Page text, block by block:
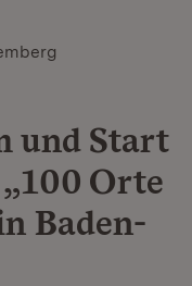
und Start
Orte
Baden-